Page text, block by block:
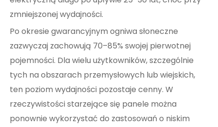
zmniejszonej wydajności.
Po okresie gwarancyjnym ogniwa słoneczne
zazwyczaj zachowują 70–85% swojej pierwotnej
pojemności. Dla wielu użytkowników, szczególnie
tych na obszarach przemysłowych lub wiejskich,
ten poziom wydajności pozostaje cenny. W
rzeczywistości starzejące się panele można
ponownie wykorzystać do zastosowań o niskim